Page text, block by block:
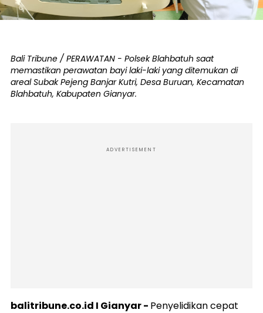
Bali Tribune / PERAWATAN - Polsek Blahbatuh saat
memastikan perawatan bayi laki-laki yang ditemukan di
areal Subak Pejeng Banjar Kutri, Desa Buruan, Kecamatan
Blahbatuh, Kabupaten Gianyar.
ADVERTISEMENT
balitribune.co.id I Gianyar - Penyelidikan cepat